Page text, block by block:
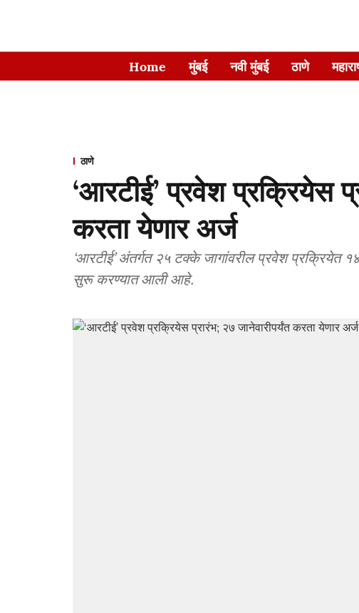
Home मुंबई नवी मुंबई ठाणे
ठाणे
‘आरटीई’ प्रवेश प्रक्रियेस
करता येणार अर्ज
‘आरटीई’ अंतर्गत २५ टक्के जागांवरील प्रवेश प्रक्रियेत
सुरू करण्यात आली आहे.